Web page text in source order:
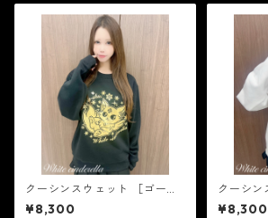
クーシンスウェット ［ゴール
ド箔］
¥8,300
クーシン
ドラメ］
¥8,300